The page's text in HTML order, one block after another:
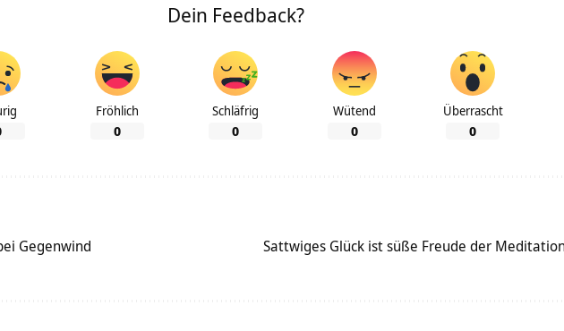
Dein Feedback?
Fröhlich
0
Schläfrig
0
Wütend
0
Überrascht
0
Gegenwind Sattwiges Glück ist süße Freude der